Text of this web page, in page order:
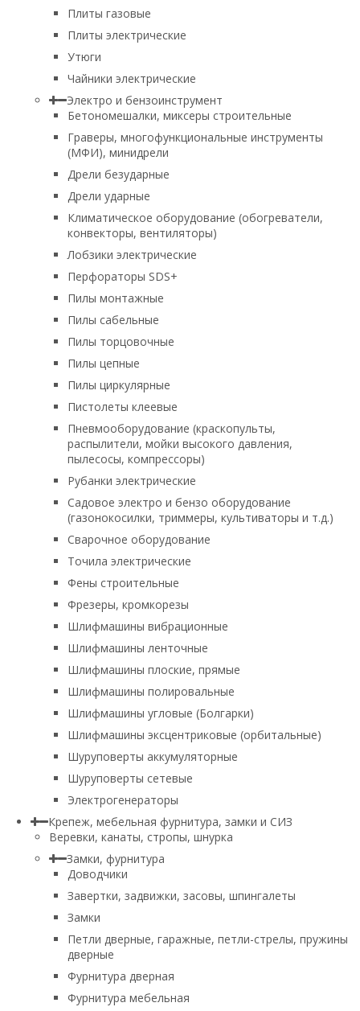
Плиты газовые
Плиты электрические
Утюги
Чайники электрические
Электро и бензоинструмент
Бетономешалки, миксеры строительные
Граверы, многофункциональные инструменты
(МФИ), минидрели
Дрели безударные
Дрели ударные
Климатическое оборудование (обогреватели,
конвекторы, вентиляторы)
Лобзики электрические
Перфораторы SDS+
Пилы монтажные
Пилы сабельные
Пилы торцовочные
Пилы цепные
Пилы циркулярные
Пистолеты клеевые
Пневмооборудование (краскопульты,
распылители, мойки высокого давления,
пылесосы, компрессоры)
Рубанки электрические
Садовое электро и бензо оборудование
(газонокосилки, триммеры, культиваторы и т.д.)
Сварочное оборудование
Точила электрические
Фены строительные
Фрезеры, кромкорезы
Шлифмашины вибрационные
Шлифмашины ленточные
Шлифмашины плоские, прямые
Шлифмашины полировальные
Шлифмашины угловые (Болгарки)
Шлифмашины эксцентриковые (орбитальные)
Шуруповерты аккумуляторные
Шуруповерты сетевые
Электрогенераторы
Крепеж, мебельная фурнитура, замки и СИЗ
Веревки, канаты, стропы, шнурка
Замки, фурнитура
Доводчики
Завертки, задвижки, засовы, шпингалеты
Замки
Петли дверные, гаражные, петли-стрелы, пружины
дверные
Фурнитура дверная
Фурнитура мебельная